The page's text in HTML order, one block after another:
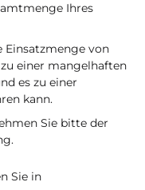
Ihres
Einsatzmenge von
einer mangelhaften
es zu einer
kann.
Sie bitte der
Sie in